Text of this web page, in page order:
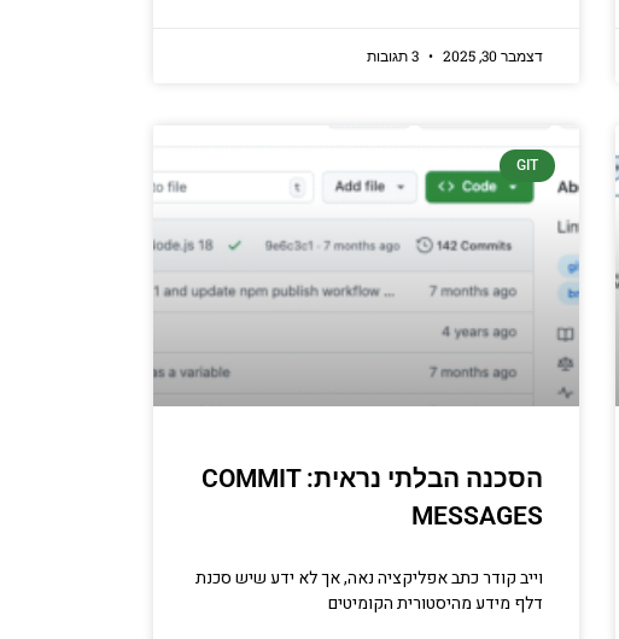
דצמבר 30, 2025
GIT
הסכנה הבלתי נראית: COMMIT
MESSAGES
וייב קודר כתב אפליקציה נאה, אך לא ידע שיש סכנת
דלף מידע מהיסטורית הקומיטים